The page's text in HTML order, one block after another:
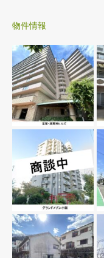
物件情報